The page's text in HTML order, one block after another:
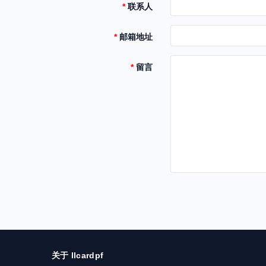
联系人
邮箱地址
留言
关于 llcardpf